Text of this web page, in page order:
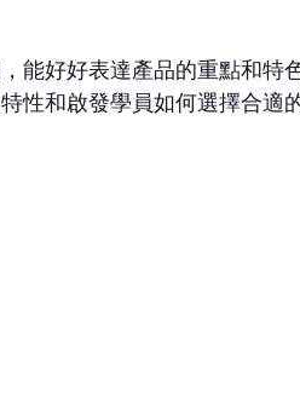
能好好表達產品的重點和
和啟發學員如何選擇合適